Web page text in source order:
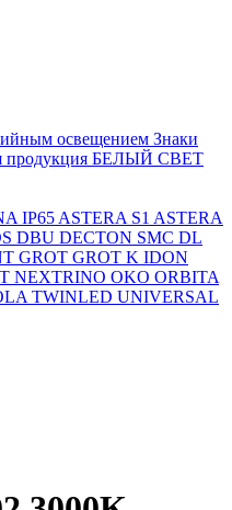
освещением Знаки
продукция БЕЛЫЙ СВЕТ
IP65 ASTERA S1 ASTERA
DBU DECTON SMC DL
GROT GROT K IDON
NEXTRINO OKO ORBITA
TWINLED UNIVERSAL